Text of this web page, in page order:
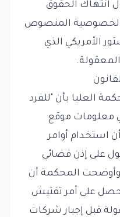
انتهاك الحقوق
الخصوصية المنصوص
الأمريكي الذي
المحكمة العليا بأن "للفرد
معلومات موقع
استخدام أوامر
على إذن قضائي
وأوضحت المحكمة أن
على أمر تفتيش
قبل إجبار شركات